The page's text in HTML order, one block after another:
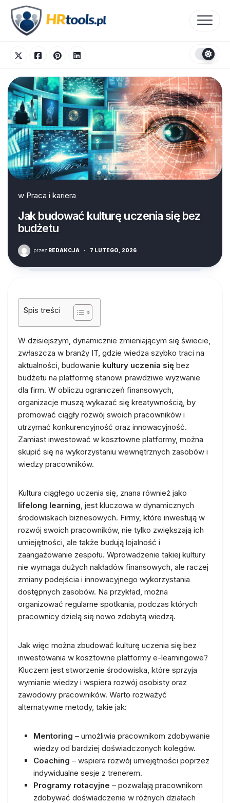
content
w Praca i kariera
Jak budować kulturę uczenia się bez
budżetu
przez REDAKCJA · 7 LUTEGO, 2026
Spis treści
W dzisiejszym, dynamicznie zmieniającym się świecie,
zwłaszcza w branży IT, gdzie wiedza szybko traci na
aktualności, budowanie kultury uczenia się bez
budżetu na platformę stanowi prawdziwe wyzwanie
dla firm. W obliczu ograniczeń finansowych,
organizacje muszą wykazać się kreatywnością, by
promować ciągły rozwój swoich pracowników i
utrzymać konkurencyjność oraz innowacyjność.
Zamiast inwestować w kosztowne platformy, można
skupić się na wykorzystaniu wewnętrznych zasobów i
wiedzy pracowników.
Kultura ciągłego uczenia się, znana również jako
lifelong learning, jest kluczowa w dynamicznych
środowiskach biznesowych. Firmy, które inwestują w
rozwój swoich pracowników, nie tylko zwiększają ich
umiejętności, ale także budują lojalność i
zaangażowanie zespołu. Wprowadzenie takiej kultury
nie wymaga dużych nakładów finansowych, ale raczej
zmiany podejścia i innowacyjnego wykorzystania
dostępnych zasobów. Na przykład, można
organizować regularne spotkania, podczas których
pracownicy dzielą się nowo zdobytą wiedzą.
Jak więc można zbudować kulturę uczenia się bez
inwestowania w kosztowne platformy e-learningowe?
Kluczem jest stworzenie środowiska, które sprzyja
wymianie wiedzy i wspiera rozwój osobisty oraz
zawodowy pracowników. Warto rozważyć
alternatywne metody, takie jak:
Mentoring – umożliwia pracownikom zdobywanie
wiedzy od bardziej doświadczonych kolegów.
Coaching – wspiera rozwój umiejętności poprzez
indywidualne sesje z trenerem.
Programy rotacyjne – pozwalają pracownikom
zdobywać doświadczenie w różnych działach